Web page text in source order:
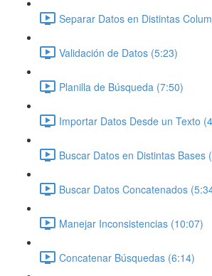
Separar Datos en Distintas
Validación de Datos (5:23)
Planilla de Búsqueda (7:50)
Importar Datos Desde un Texto
Buscar Datos en Distintas Bases
Buscar Datos Concatenados
Manejar Inconsistencias (10:07)
Concatenar Búsquedas (6:14)